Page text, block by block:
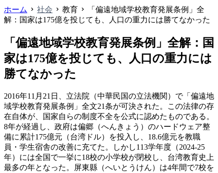
ホーム 社会 教育
「偏遠地域学校教育発展条例」全
解：国家は175億を投じても、人口の重力には勝てなかった
「偏遠地域学校教育発展条例」全解：国
家は175億を投じても、人口の重力には
勝てなかった
2016年11月21日、立法院（中華民国の立法機関）で「偏遠地
域学校教育発展条例」全文21条が可決された。この法律の存
在自体が、国家自らの制度不全を公式に認めたものである。
8年が経過し、政府は偏郷（へんきょう）のハードウェア整
備に累計175億元（台湾ドル）を投入し、18.6億元を教職
員・学生宿舎の改善に充てた。しかし113学年度（2024-25
年）には全国で一挙に18校の小学校が閉校し、台湾教育史上
最多の年となった。屏東縣（へいとうけん）は4年間で7校を